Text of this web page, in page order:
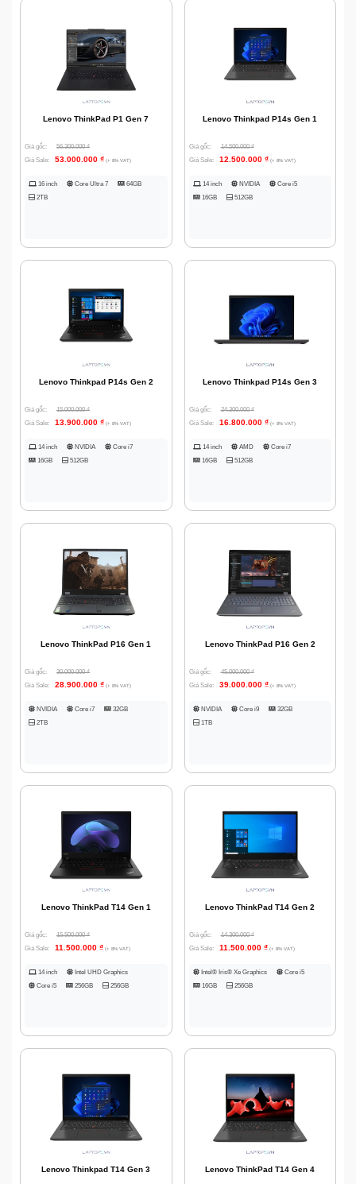
Lenovo ThinkPad P1 Gen 7
Giá gốc: 56.300.000₫
Giá Sale:
53.000.000 ₫ (+ 8% VAT)
16 inch Core Ultra 7
64GB
2TB
Lenovo Thinkpad P14s Gen 1
Giá gốc: 14.500.000₫
Giá Sale:
12.500.000 ₫ (+ 8% VAT)
14 inch NVIDIA
Core i5
16GB
512GB
Lenovo Thinkpad P14s Gen 2
Giá gốc: 15.000.000₫
Giá Sale:
13.900.000 ₫ (+ 8% VAT)
14 inch NVIDIA
Core i7
16GB
512GB
Lenovo Thinkpad P14s Gen 3
Giá gốc: 24.300.000₫
Giá Sale:
16.800.000 ₫ (+ 8% VAT)
14 inch AMD
Core i7
16GB
512GB
Lenovo ThinkPad P16 Gen 1
Giá gốc: 30.000.000₫
Giá Sale:
28.900.000 ₫ (+ 8% VAT)
NVIDIA Core i7
32GB
2TB
Lenovo ThinkPad P16 Gen 2
Giá gốc: 45.000.000₫
Giá Sale:
39.000.000 ₫ (+ 8% VAT)
NVIDIA Core i9
32GB
1TB
Lenovo ThinkPad T14 Gen 1
Giá gốc: 15.500.000₫
Giá Sale:
11.500.000 ₫ (+ 8% VAT)
14 inch
Intel UHD Graphics
Core i5
256GB 256GB
Lenovo ThinkPad T14 Gen 2
Giá gốc: 14.300.000₫
Giá Sale:
11.500.000 ₫ (+ 8% VAT)
Intel® Iris® Xe Graphics
Core i5
16GB
256GB
Lenovo Thinkpad T14 Gen 3 Lenovo ThinkPad T14 Gen 4